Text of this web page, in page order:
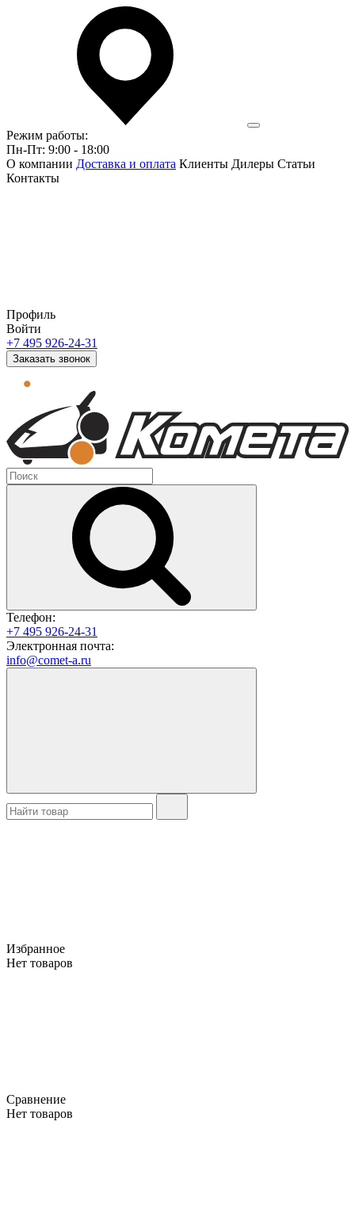
Режим работы:
Пн-Пт: 9:00 - 18:00
О компании Доставка и оплата Клиенты Дилеры Статьи
Контакты
Профиль
Войти
+7 495 926-24-31
Заказать звонок
Телефон:
+7 495 926-24-31
Электронная почта:
info@comet-a.ru
Избранное
Нет товаров
Сравнение
Нет товаров